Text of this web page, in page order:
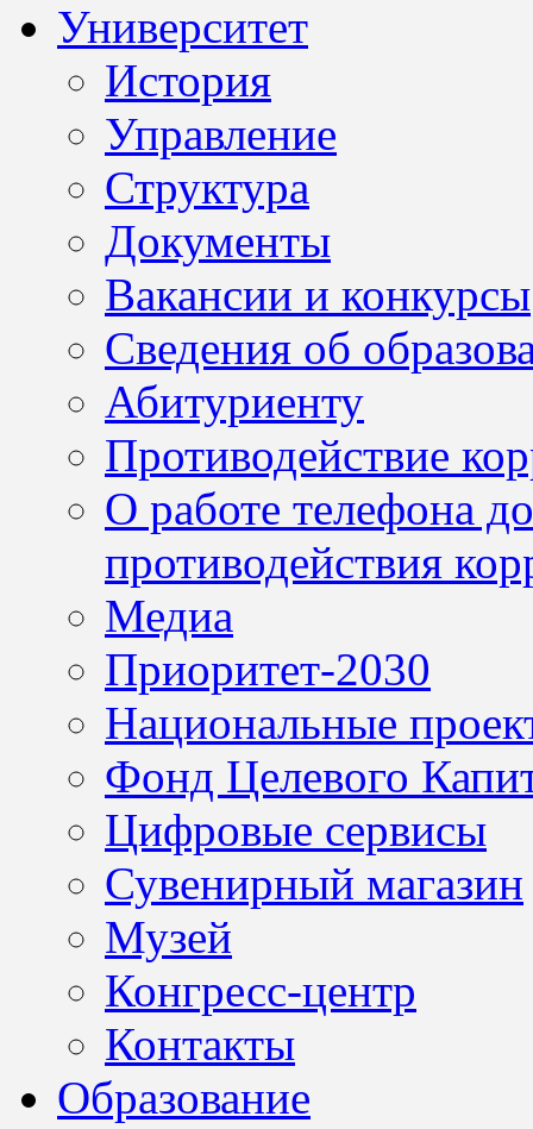
Университет
История
Управление
Структура
Документы
Вакансии и конкурсы
Сведения об
Абитуриенту
Противодействие
О работе телефона
противодействия
Медиа
Приоритет-2030
Национальные
Фонд Целевого
Цифровые сервисы
Сувенирный магазин
Музей
Конгресс-центр
Контакты
Образование